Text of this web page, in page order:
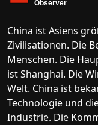
China ist Asiens
Zivilisationen. Die
Menschen. Die
ist Shanghai. Die
Welt. China ist
Technologie und
Industrie. Die